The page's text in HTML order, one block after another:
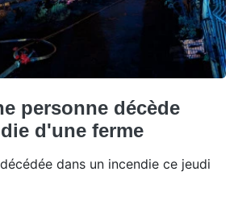
personne décède
d'une ferme
dans un incendie ce jeudi